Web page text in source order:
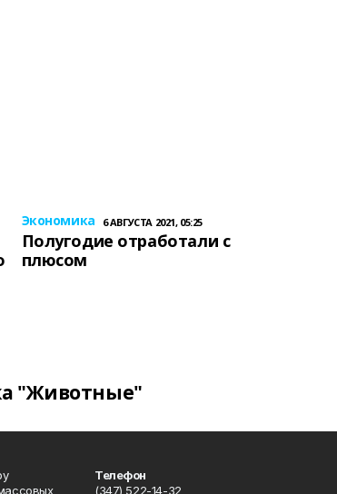
Экономика 6 АВГУСТА 2021, 05:25
Полугодие отработали с
плюсом
"Животные"
Телефон
(347) 522-14-32